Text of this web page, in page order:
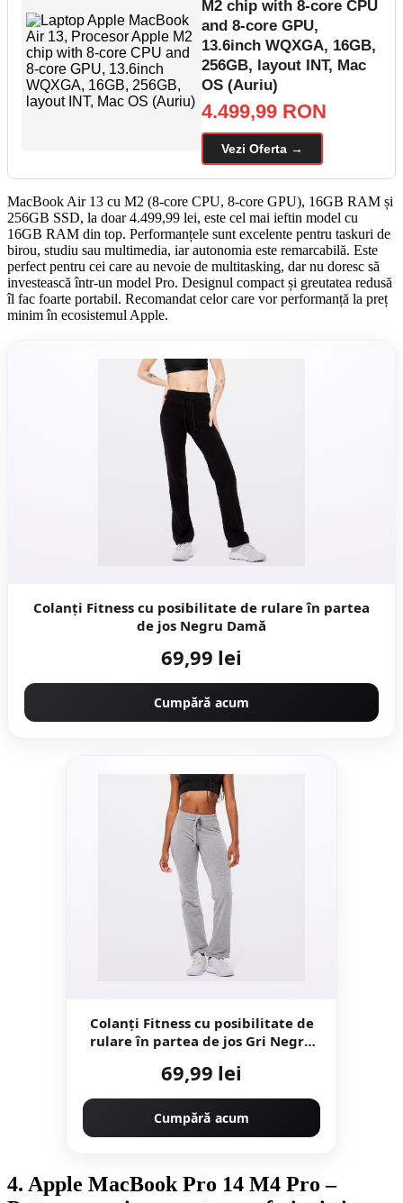
M2 chip with 8-core CPU
and 8-core GPU,
13.6inch WQXGA, 16GB,
256GB, layout INT, Mac
OS (Auriu)
4.499,99 RON
Vezi Oferta →
MacBook Air 13 cu M2 (8-core CPU, 8-core GPU), 16GB RAM și
256GB SSD, la doar 4.499,99 lei, este cel mai ieftin model cu
16GB RAM din top. Performanțele sunt excelente pentru taskuri de
birou, studiu sau multimedia, iar autonomia este remarcabilă. Este
perfect pentru cei care au nevoie de multitasking, dar nu doresc să
investească într-un model Pro. Designul compact și greutatea redusă
îl fac foarte portabil. Recomandat celor care vor performanță la preț
minim în ecosistemul Apple.
Colanţi Fitness cu posibilitate de rulare în partea
de jos Negru Damă
69,99 lei
Cumpără acum
Colanţi Fitness cu posibilitate de
rulare în partea de jos Gri Negru
69,99 lei
Cumpără acum
4. Apple MacBook Pro 14 M4 Pro –